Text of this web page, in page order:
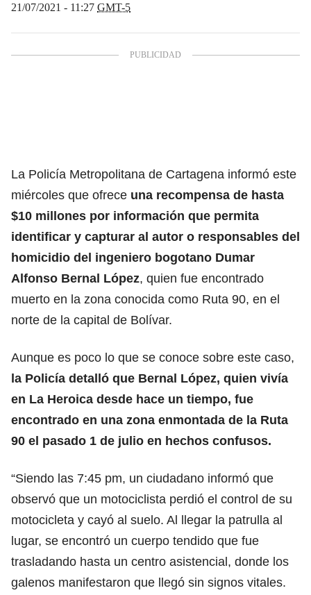
21/07/2021 - 11:27 GMT-5
La Policía Metropolitana de Cartagena informó este
miércoles que ofrece una recompensa de hasta
$10 millones por información que permita
identificar y capturar al autor o responsables del
homicidio del ingeniero bogotano Dumar
Alfonso Bernal López, quien fue encontrado
muerto en la zona conocida como Ruta 90, en el
norte de la capital de Bolívar.
Aunque es poco lo que se conoce sobre este caso,
la Policía detalló que Bernal López, quien vivía
en La Heroica desde hace un tiempo, fue
encontrado en una zona enmontada de la Ruta
90 el pasado 1 de julio en hechos confusos.
“Siendo las 7:45 pm, un ciudadano informó que
observó que un motociclista perdió el control de su
motocicleta y cayó al suelo. Al llegar la patrulla al
lugar, se encontró un cuerpo tendido que fue
trasladando hasta un centro asistencial, donde los
galenos manifestaron que llegó sin signos vitales.